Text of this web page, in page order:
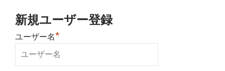
新規ユーザー登録
ユーザー名*